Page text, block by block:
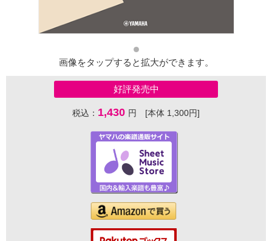
画像をタップすると拡大ができます。
好評発売中
税込： 1,430 円 [本体 1,300円]